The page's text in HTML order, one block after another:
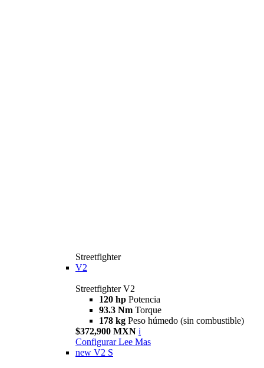
Streetfighter
V2
Streetfighter V2
120 hp Potencia
93.3 Nm Torque
178 kg Peso húmedo (sin combustible)
$372,900 MXN i
Configurar Lee Mas
new V2 S